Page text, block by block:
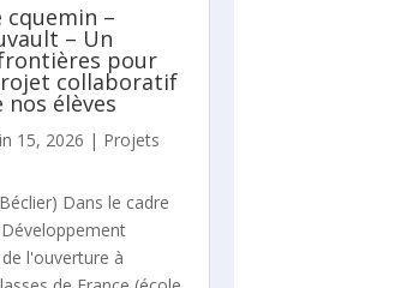
cquemin –
– Un
pour
collaboratif
élèves
15, 2026 | Projets
Dans le cadre
l'ouverture à